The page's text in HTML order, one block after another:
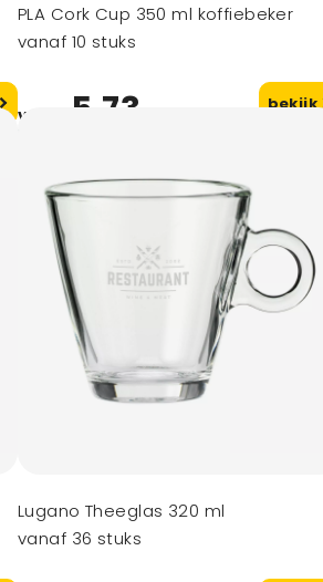
PLA Cork Cup 350 ml koffiebeker
vanaf 10 stuks
vanaf 5,73 bekijk
Lugano Theeglas 320 ml
vanaf 36 stuks